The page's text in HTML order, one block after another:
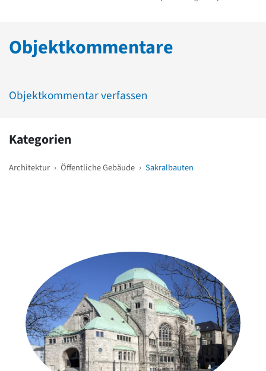
Objektkommentare
Objektkommentar verfassen
Kategorien
Architektur › Öffentliche Gebäude › Sakralbauten